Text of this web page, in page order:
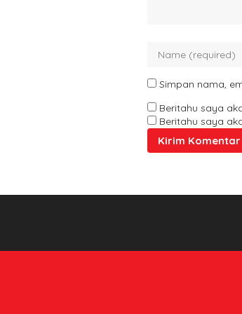
Simpan nama,
Beritahu saya
Beritahu saya